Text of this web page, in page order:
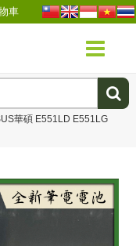
車
華碩 E551LD E551LG